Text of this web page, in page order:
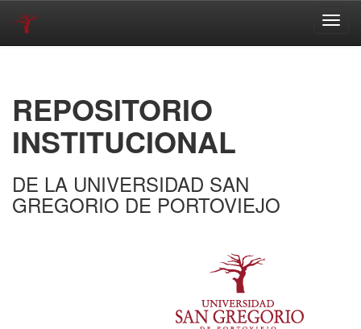
REPOSITORIO
INSTITUCIONAL
DE LA UNIVERSIDAD SAN
GREGORIO DE PORTOVIEJO